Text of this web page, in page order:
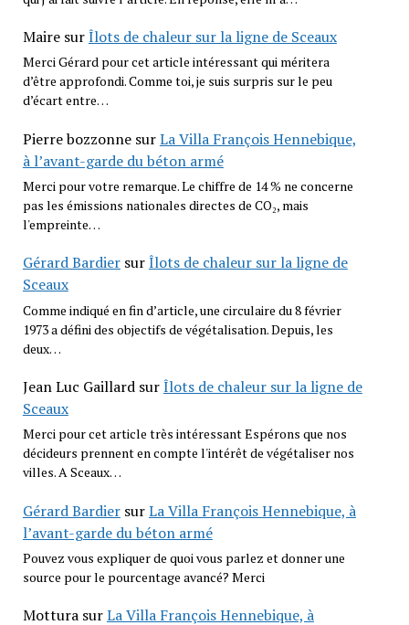
MairesurÎlots de chaleur sur la ligne de Sceaux
Merci Gérard pour cet article intéressant qui méritera
d’être approfondi. Comme toi, je suis surpris sur le peu
d’écart entre…
Pierre bozzonnesurLa Villa François Hennebique,
à l’avant-garde du béton armé
Merci pour votre remarque. Le chiffre de 14 % ne concerne
pas les émissions nationales directes de CO₂, mais
l'empreinte…
Gérard BardiersurÎlots de chaleur sur la ligne de
Sceaux
Comme indiqué en fin d’article, une circulaire du 8 février
1973 a défini des objectifs de végétalisation. Depuis, les
deux…
Jean Luc GaillardsurÎlots de chaleur sur la ligne de
Sceaux
Merci pour cet article très intéressant Espérons que nos
décideurs prennent en compte l'intérêt de végétaliser nos
villes. A Sceaux…
Gérard BardiersurLa Villa François Hennebique, à
l’avant-garde du béton armé
Pouvez vous expliquer de quoi vous parlez et donner une
source pour le pourcentage avancé? Merci
MotturasurLa Villa François Hennebique, à